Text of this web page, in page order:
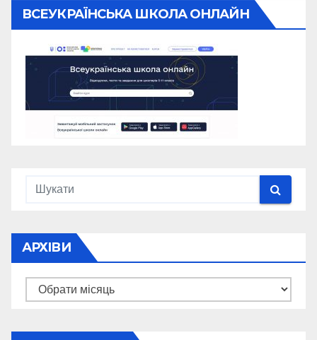
ВСЕУКРАЇНСЬКА ШКОЛА ОНЛАЙН
АРХІВИ
Архіви